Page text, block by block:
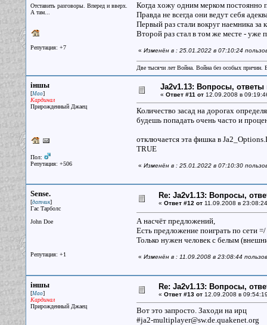
Отставить разговоры. Вперед и вверх.
А там...
Репутация: +7
Когда хожу одним мерком постоянно
Правда не всегда они ведут себя
Первый раз стали вокруг наемника
Второй раз стал в том же месте - уже
« Изменён в : 25.01.2022 в 07:10:24
Две тысячи лет Война. Война без особых
iншы
[Мао]
Кардинал
Прирожденный Джаец
Пол:
Репутация: +506
Ja2v1.13: Вопросы,
« Ответ #11 от12.09.2008 в
Количество засад на дорогах
будешь попадать очень часто и
отключается эта фишка в
TRUE
« Изменён в : 25.01.2022 в 07:10:30
Sense.
[датчик]
Гас Тарболс
John Doe
Репутация: +1
Re: Ja2v1.13: Вопросы,
« Ответ #12 от11.09.2008 в
А насчёт предложений,
Есть предложение поиграть по сети
Только нужен человек с белым
« Изменён в : 11.09.2008 в 23:08:44
iншы
[Мао]
Кардинал
Прирожденный Джаец
Re: Ja2v1.13: Вопросы,
« Ответ #13 от12.09.2008 в
Вот это запросто. Заходи на ирц
#ja2-multiplayer@sw.de.quakenet.org